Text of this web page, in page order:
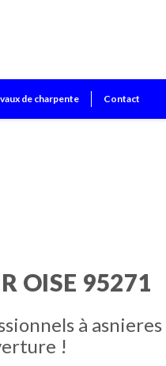
de charpente Contact
OISE 95271
à asnieres
!